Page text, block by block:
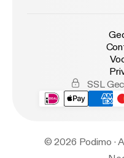
SSL
© 2026 Podimo ·